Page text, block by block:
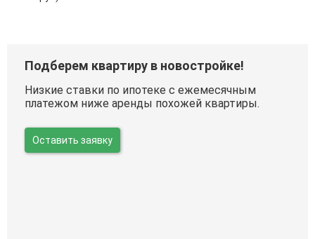
Подберем квартиру в новостройке!
Низкие ставки по ипотеке с ежемесячным
платежом ниже аренды похожей квартиры.
Оставить заявку